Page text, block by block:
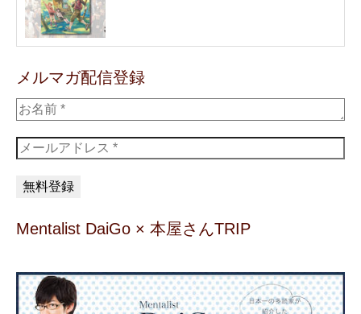
メルマガ配信登録
Mentalist DaiGo × 本屋さんTRIP